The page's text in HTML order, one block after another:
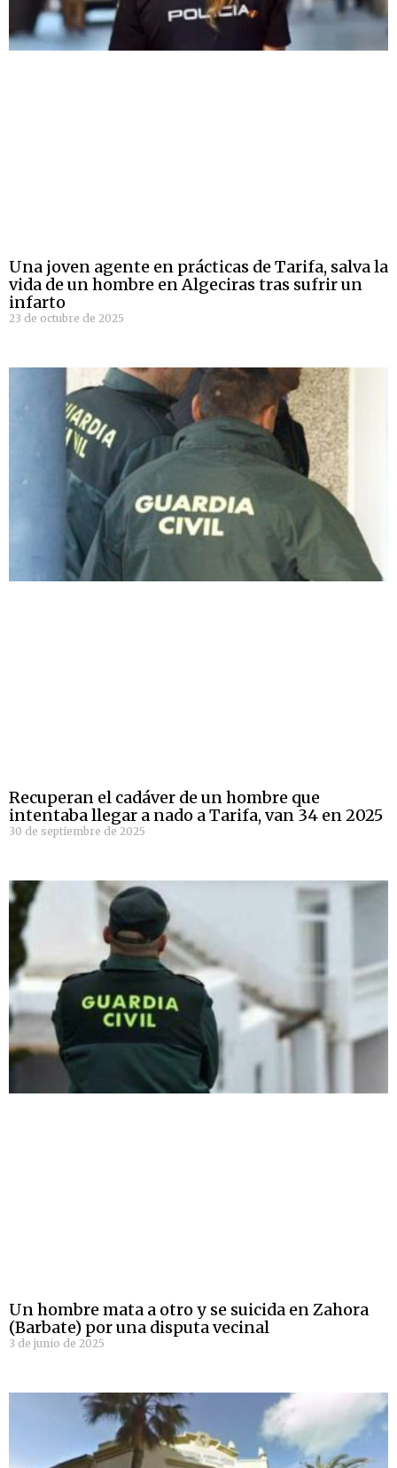
Una joven agente en prácticas de Tarifa, salva la
vida de un hombre en Algeciras tras sufrir un
infarto
23 de octubre de 2025
Recuperan el cadáver de un hombre que
intentaba llegar a nado a Tarifa, van 34 en 2025
30 de septiembre de 2025
Un hombre mata a otro y se suicida en Zahora
(Barbate) por una disputa vecinal
3 de junio de 2025